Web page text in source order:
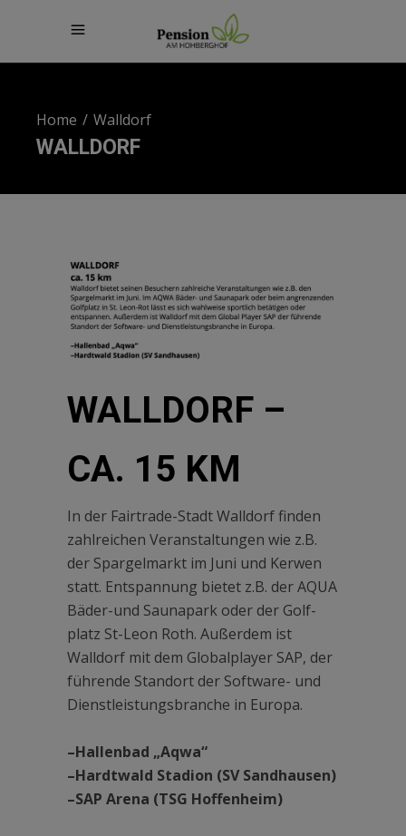
Home/Walldorf
WALLDORF
WALLDORF –
CA. 15 KM
In der Fairtrade-Stadt Walldorf finden
zahlreichen Veranstaltungen wie z.B.
der Spargelmarkt im Juni und Kerwen
statt. Entspannung bietet z.B. der AQUA
Bäder-und Saunapark oder der Golf-
platz St-Leon Roth. Außerdem ist
Walldorf mit dem Globalplayer SAP, der
führende Standort der Software- und
Dienstleistungsbranche in Europa.
–Hallenbad „Aqwa“
–Hardtwald Stadion (SV Sandhausen)
–SAP Arena (TSG Hoffenheim)